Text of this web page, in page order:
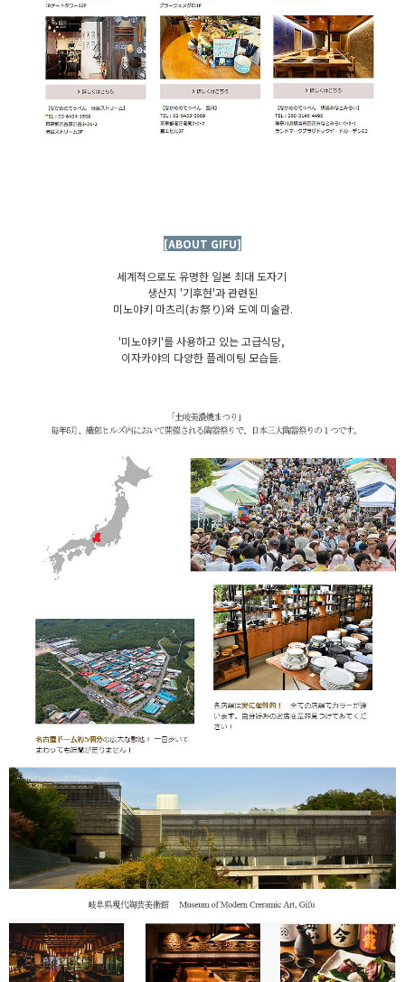
[ABOUT GIFU]
세계적으로도 유명한 일본 최대 도자기
생산지 '기후현'과 관련된
미노야키 마츠리(お祭り)와 도예 미술관.
'미노야키'를 사용하고 있는 고급식당,
이자카야의 다양한 플레이팅 모습들.